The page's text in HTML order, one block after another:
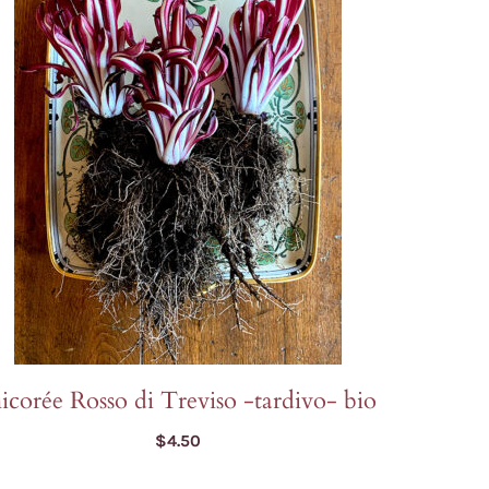
Oreille de lion
Orlaya
Pavots
Pensée sauvage
Petunia
Phacélie
Tagètes
Tournesols
Zinnia
Rosso di Treviso -tardivo- bio
$4.50